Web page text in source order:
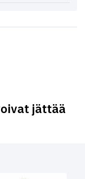
jättää